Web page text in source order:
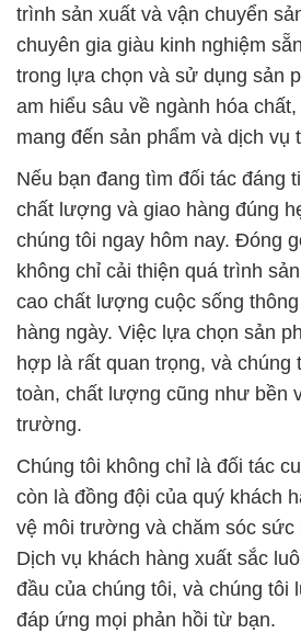
trình sản xuất và vận chuyển
chuyên gia giàu kinh nghiệm
trong lựa chọn và sử dụng sản
am hiểu sâu về ngành hóa
mang đến sản phẩm và dịch vụ
Nếu bạn đang tìm đối tác đáng
chất lượng và giao hàng đúng
chúng tôi ngay hôm nay. Đóng
không chỉ cải thiện quá trình
cao chất lượng cuộc sống
hàng ngày. Việc lựa chọn sản
hợp là rất quan trọng, và chúng
toàn, chất lượng cũng như bền
trường.
Chúng tôi không chỉ là đối tác
còn là đồng đội của quý khách
vệ môi trường và chăm sóc sức
Dịch vụ khách hàng xuất sắc
đầu của chúng tôi, và chúng tôi
đáp ứng mọi phản hồi từ bạn.